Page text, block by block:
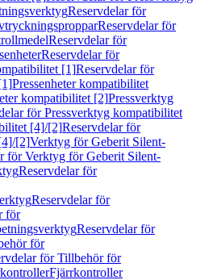
Reservdelar för
Reservdelar för
Reservdelar för
Reservdelar för
[1]Reservdelar för
Pressenheter kompatibilitet
kompatibilitet [2]Pressverktyg
för Pressverktyg kompatibilitet
[4]/[2]Reservdelar för
[2]Verktyg för Geberit Silent-
för Verktyg för Geberit Silent-
Reservdelar för
Reservdelar för
för
Reservdelar för
för
för Tillbehör för
Fjärrkontroller